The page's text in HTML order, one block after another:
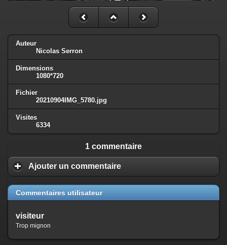
Auteur
Nicolas Serron
Dimensions
1080*720
Fichier
20210904IMG_5780.jpg
Visites
6334
1 commentaire
Ajouter un commentaire
Commentaires utilisateur
visiteur
Trop mignon